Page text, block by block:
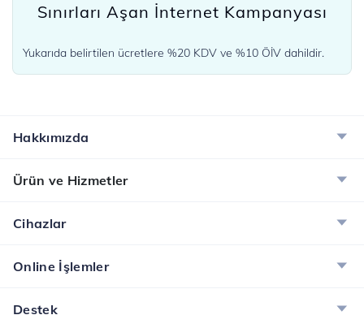
Sınırları Aşan İnternet Kampanyası
Yukarıda belirtilen ücretlere %20 KDV ve %10 ÖİV dahildir.
Hakkımızda
Ürün ve Hizmetler
Cihazlar
Online İşlemler
Destek